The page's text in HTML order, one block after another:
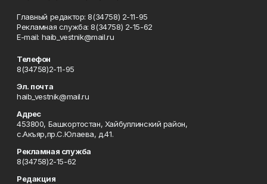
Главный редактор: 8(34758) 2-11-95
Рекламная служба: 8(34758) 2-15-62
Е-mаil: haib_vestnik@mail.ru
Телефон
8(34758)2-11-95
Эл. почта
haib_vestnik@mail.ru
Адрес
453800, Башкортостан, Хайбуллинский район,
с.Акъяр,пр.С.Юлаева, д.41.
Рекламная служба
8(34758)2-15-62
Редакция